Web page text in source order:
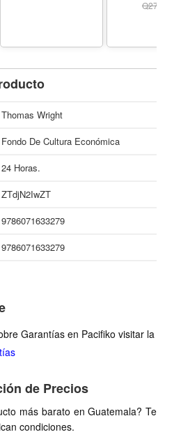
Q274.00
Thomas Wright
Fondo De Cultura Económica
24 Horas.
ZTdjN2IwZT
9786071633279
9786071633279
Garantías en Pacifiko visitar la
de Precios
más barato en Guatemala? Te
condiciones.